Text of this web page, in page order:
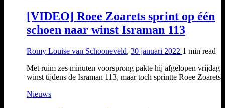
[VIDEO] Roee Zoarets sprint op één
schoen naar winst Israman 113
Romy Louise van Schooneveld, 30 januari 2022 1 min read
Met ruim zes minuten voorsprong pakte hij afgelopen vrijdag
winst tijdens de Israman 113, maar toch sprintte Roee
Nieuws